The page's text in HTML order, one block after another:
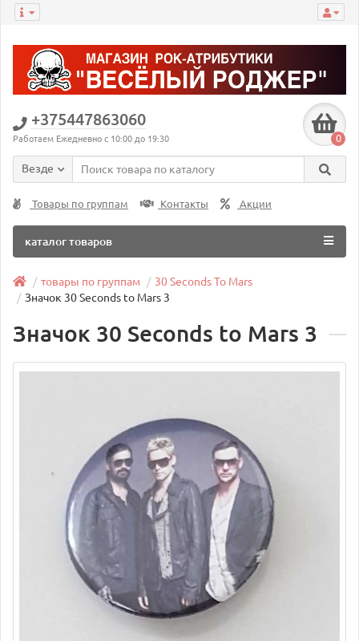
+375447863060
Работаем Ежедневно с 10:00 до 19:30 0
Везде
Товары по группам Контакты Акции
каталог товаров
товары по группам
30 Seconds To Mars
Значок 30 Seconds to Mars 3
Значок 30 Seconds to Mars 3